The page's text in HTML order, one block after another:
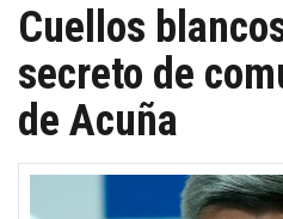
Cuellos
secreto de
de Acuña